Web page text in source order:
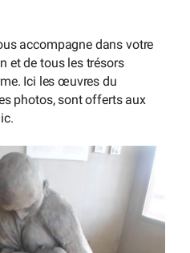
accompagne dans votre
et de tous les trésors
Ici les œuvres du
photos, sont offerts aux